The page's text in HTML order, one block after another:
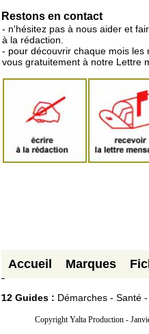
Restons en contact
- n'hésitez pas à nous aider et
à la rédaction.
- pour découvrir chaque mois les
vous gratuitement à notre Lettre
Accueil Marques
12 Guides : Démarches - Santé
Copyright Yalta Production -